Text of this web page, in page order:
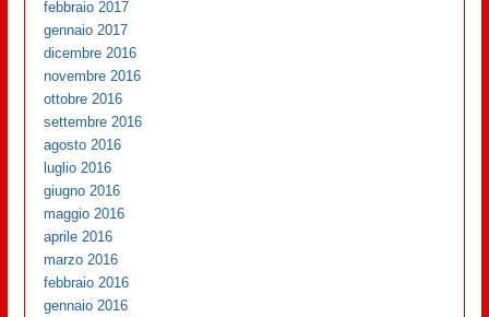
febbraio 2017
gennaio 2017
dicembre 2016
novembre 2016
ottobre 2016
settembre 2016
agosto 2016
luglio 2016
giugno 2016
maggio 2016
aprile 2016
marzo 2016
febbraio 2016
gennaio 2016